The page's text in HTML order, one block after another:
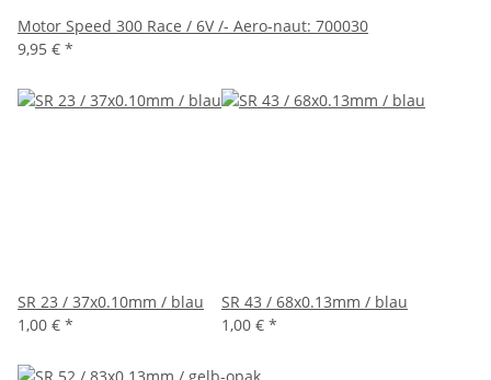
Motor Speed 300 Race / 6V /- Aero-naut: 700030
9,95 € *
SR 23 / 37x0.10mm / blau
1,00 € *
SR 43 / 68x0.13mm / blau
1,00 € *